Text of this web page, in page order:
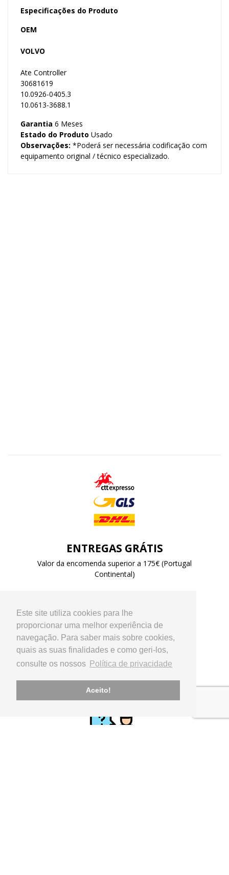
Este site utiliza cookies para lhe
proporcionar uma melhor experiência de
navegação. Para saber mais sobre cookies,
quais as suas finalidades e como geri-los,
consulte os nossos Política de privacidade
Aceito!
Especificações do Produto
OEM
VOLVO
Ate Controller
30681619
10.0926-0405.3
10.0613-3688.1
Garantia 6 Meses
Estado do Produto Usado
Observações: *Poderá ser necessária codificação com
equipamento original / técnico especializado.
ENTREGAS GRÁTIS
Valor da encomenda superior a 175€ (Portugal
Continental)
PAGAMENTO
Referência Multibanco, Transferência Bancária,